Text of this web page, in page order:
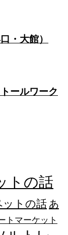
・大館）
ールワーク
トの話
ットの話 あ
トマーケット